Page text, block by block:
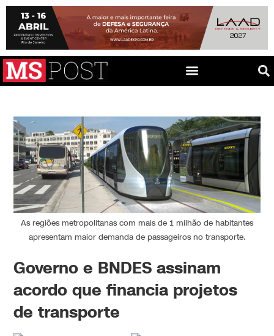
As regiões metropolitanas com mais de 1 milhão de habitantes
apresentam maior demanda de passageiros no transporte.
Governo e BNDES assinam
acordo que financia projetos
de transporte